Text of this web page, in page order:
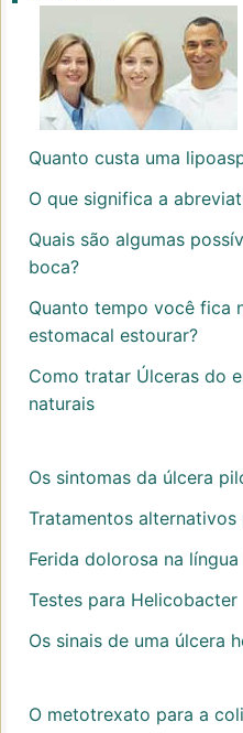
Quanto custa uma
O que significa a
Quais são algumas
boca?
Quanto tempo você fica
estomacal estourar?
Como tratar Úlceras do
naturais
Os sintomas da úlcera
Tratamentos alternativos
Ferida dolorosa na
Testes para Helicobacter
Os sinais de uma úlcera
O metotrexato para a